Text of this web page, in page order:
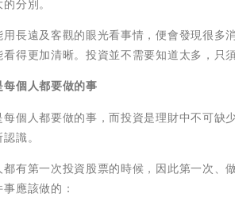
分別。
用長遠及客觀的眼光看事情，便會發現很多
看得更加清晰。投資並不需要知道太多，只
每個人都要做的事
每個人都要做的事，而投資是理財中不可缺
識。
都有第一次投資股票的時候，因此第一次、
應該做的：